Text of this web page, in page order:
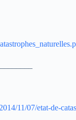
11/07/etat-de-